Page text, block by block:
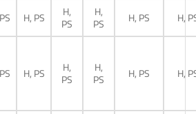
H, PS
H,
PS
H,
PS
H, PS H,
H, PS
H,
PS
H,
PS
H, PS H,